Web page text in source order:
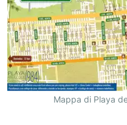
Mappa di Playa